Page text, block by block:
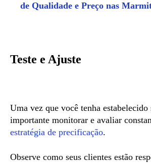
de Qualidade e Preço nas
Teste e Ajuste
Uma vez que você tenha estabelecido
importante monitorar e avaliar
estratégia de precificação.
Observe como seus clientes estão